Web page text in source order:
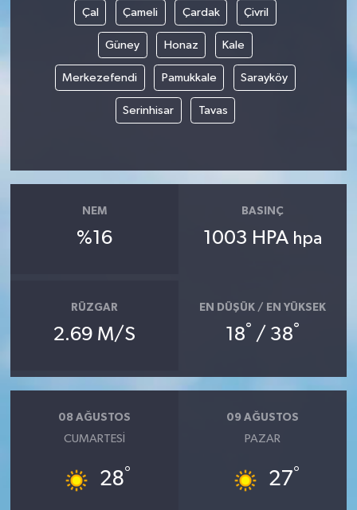
Çal Çameli Çardak Çivril
Güney Honaz Kale
Merkezefendi Pamukkale Sarayköy
Serinhisar Tavas
NEM
%16
BASINÇ
1003 HPA hpa
RÜZGAR
2.69 M/S
EN DÜŞÜK / EN YÜKSEK
18° / 38°
08 AĞUSTOS
CUMARTESI
28°
09 AĞUSTOS
PAZAR
27°